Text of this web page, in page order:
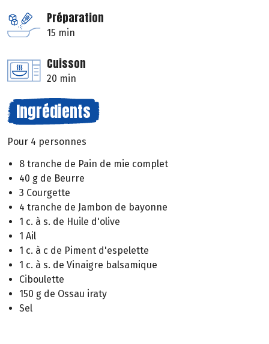
Préparation
15 min
Cuisson
20 min
Ingrédients
Pour 4 personnes
8 tranche de Pain de mie complet
40 g de Beurre
3 Courgette
4 tranche de Jambon de bayonne
1 c. à s. de Huile d'olive
1 Ail
1 c. à c de Piment d'espelette
1 c. à s. de Vinaigre balsamique
Ciboulette
150 g de Ossau iraty
Sel